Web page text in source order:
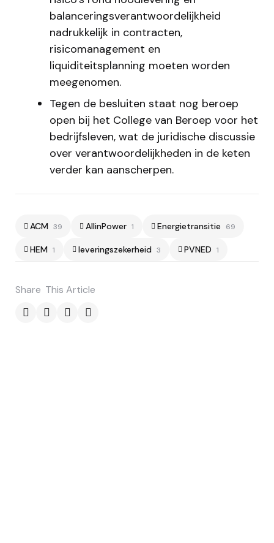
balanceringsverantwoordelijkheid
nadrukkelijk in contracten,
risicomanagement en
liquiditeitsplanning moeten worden
meegenomen.
Tegen de besluiten staat nog beroep
open bij het College van Beroep voor het
bedrijfsleven, wat de juridische discussie
over verantwoordelijkheden in de keten
verder kan aanscherpen.
ACM 39 AllinPower 1 Energietransitie 69
HEM 1 leveringszekerheid 3 PVNED 1
Share This Article